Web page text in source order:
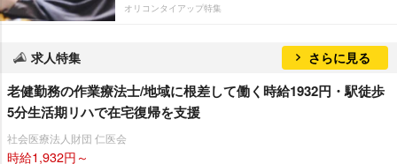
オリコンタイアップ特集
求人特集 さらに見る
老健勤務の作業療法士/地域に根差して働く時給1932円・駅徒歩
5分生活期リハで在宅復帰を支援
社会医療法人財団 仁医会
時給1,932円～